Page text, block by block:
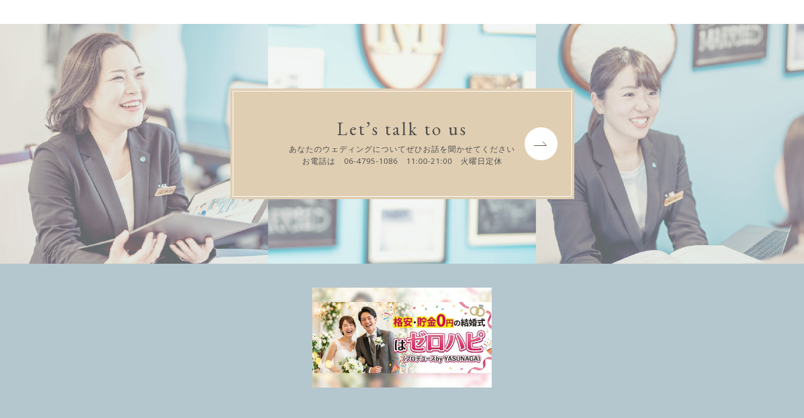
Let’s talk to us
あなたのウェディングについてぜひお話を聞かせてください
お電話は 06-4795-1086 11:00-21:00 火曜日定休